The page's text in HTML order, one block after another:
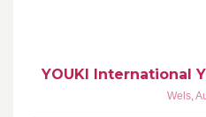
YOUKI International
Wels,